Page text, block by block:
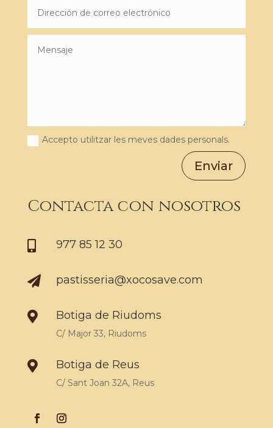
Accepto utilitzar les meves dades personals.
Enviar
Contacta con nosotros
 977 85 12 30
 pastisseria@xocosave.com
 Botiga de Riudoms
C/ Major 33, Riudoms
 Botiga de Reus
C/ Sant Joan 32A, Reus